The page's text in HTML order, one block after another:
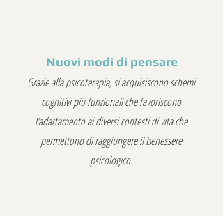
Nuovi modi di pensare
Grazie alla psicoterapia, si acquisiscono schemi
cognitivi più funzionali che favoriscono
l’adattamento ai diversi contesti di vita che
permettono di raggiungere il benessere
psicologico.